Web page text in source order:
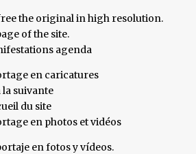
the original in high resolution.
of the site.
agenda
en caricatures
suivante
du site
en photos et vidéos
en fotos y vídeos.